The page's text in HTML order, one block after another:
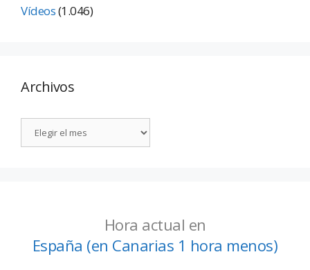
Vídeos(1.046)
Archivos
Hora actual en
España (en Canarias 1 hora menos)